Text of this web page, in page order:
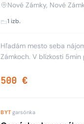
Nové Zámky, Nové
1 izb.
Hľadám mesto seba
Zámkoch. V blízkosti
500 €
BYT·garsónka